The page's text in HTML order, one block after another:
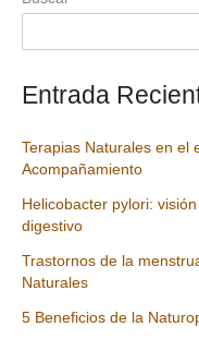
Entrada
Terapias Naturales en el
Acompañamiento
Helicobacter pylori:
digestivo
Trastornos de la
Naturales
5 Beneficios de la